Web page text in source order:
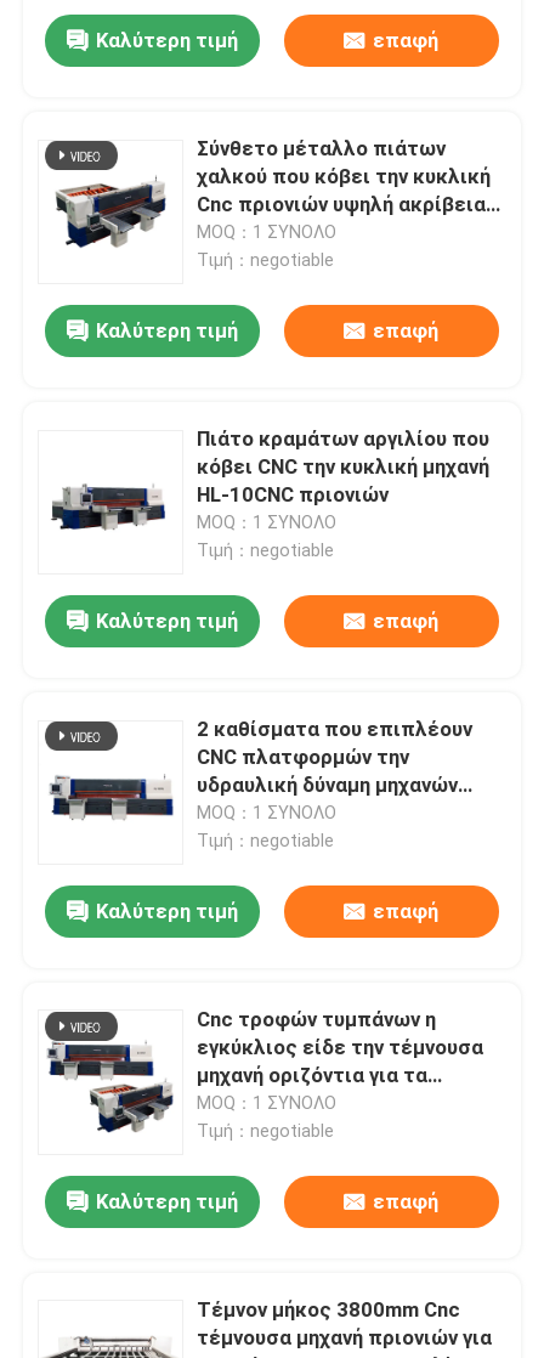
Προϊόντα
Γύρος εργοστασίων
Μας ελάτε σε επαφή με
Ζητήστε ένα απόσπασμα
CNC κυκλικό πριόνι
CNC πριόνια ζωνών
CNC κάθετο πριόνι ζωνών
cnc πριόνι επιτροπής
Πριόνι πιάτων αργιλίου
Πριονίζοντας γραμμή
Καλύτερη τιμή επαφή
Σύνθετο μέταλλο πιάτων
χαλκού που κόβει την κυκλική
Cnc πριονιών υψηλή ακρίβεια
μηχανών
MOQ：1 ΣΥΝΟΛΟ
Τιμή：negotiable
Καλύτερη τιμή επαφή
Πιάτο κραμάτων αργιλίου που
κόβει CNC την κυκλική μηχανή
HL-10CNC πριονιών
MOQ：1 ΣΥΝΟΛΟ
Τιμή：negotiable
Καλύτερη τιμή επαφή
2 καθίσματα που επιπλέουν
CNC πλατφορμών την
υδραυλική δύναμη μηχανών
πριονιών εύκολη να
λειτουργήσει
MOQ：1 ΣΥΝΟΛΟ
Τιμή：negotiable
Καλύτερη τιμή επαφή
Cnc τροφών τυμπάνων η
εγκύκλιος είδε την τέμνουσα
μηχανή οριζόντια για τα
διάφορα σχεδιαγράμματα
MOQ：1 ΣΥΝΟΛΟ
Τιμή：negotiable
Καλύτερη τιμή επαφή
Τέμνον μήκος 3800mm Cnc
τέμνουσα μηχανή πριονιών για